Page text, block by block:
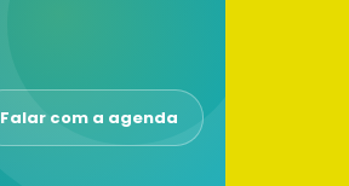
Falar com a agenda